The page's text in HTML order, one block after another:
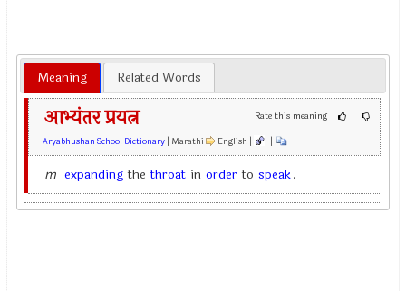
Meaning Related Words
Rate this meaning
आभ्यंतर प्रयत्न
Aryabhushan School Dictionary | Marathi English | |
m expandingthethroat in orderto speak.